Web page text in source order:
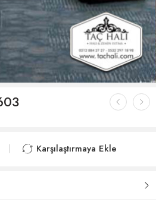
Karşılaştırmaya Ekle